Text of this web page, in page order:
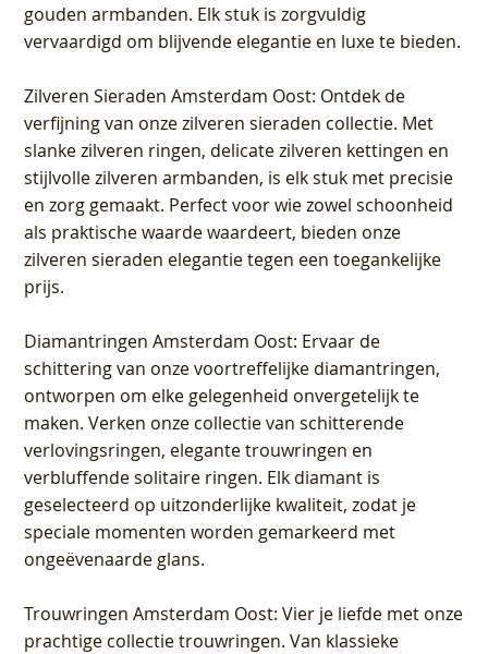
gouden armbanden. Elk stuk is zorgvuldig
vervaardigd om blijvende elegantie en luxe te bieden.
Zilveren Sieraden Amsterdam Oost: Ontdek de
verfijning van onze zilveren sieraden collectie. Met
slanke zilveren ringen, delicate zilveren kettingen en
stijlvolle zilveren armbanden, is elk stuk met precisie
en zorg gemaakt. Perfect voor wie zowel schoonheid
als praktische waarde waardeert, bieden onze
zilveren sieraden elegantie tegen een toegankelijke
prijs.
Diamantringen Amsterdam Oost: Ervaar de
schittering van onze voortreffelijke diamantringen,
ontworpen om elke gelegenheid onvergetelijk te
maken. Verken onze collectie van schitterende
verlovingsringen, elegante trouwringen en
verbluffende solitaire ringen. Elk diamant is
geselecteerd op uitzonderlijke kwaliteit, zodat je
speciale momenten worden gemarkeerd met
ongeëvenaarde glans.
Trouwringen Amsterdam Oost: Vier je liefde met onze
prachtige collectie trouwringen. Van klassieke